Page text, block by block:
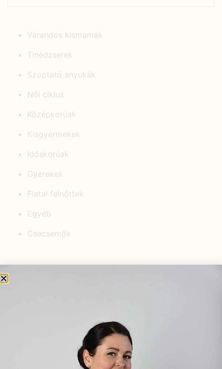
Várandós kismamák
Tinédzserek
Szoptató anyukák
Női ciklus
Középkorúak
Kisgyermekek
Időskorúak
Gyerekek
Fiatal felnőttek
Egyéb
Csecsemők
KEDVELT BEJEGYZÉSEK
Napégés, rovarcsípések és felületi
hámsérülések kezelése